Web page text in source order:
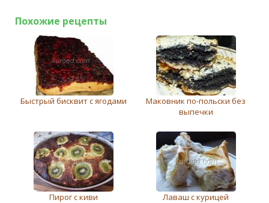
Похожие рецепты
Быстрый бисквит с ягодами
Маковник по-польски без
выпечки
Пирог с киви Лаваш с курицей